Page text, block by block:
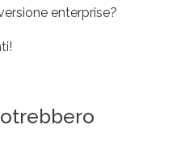
enterprise?